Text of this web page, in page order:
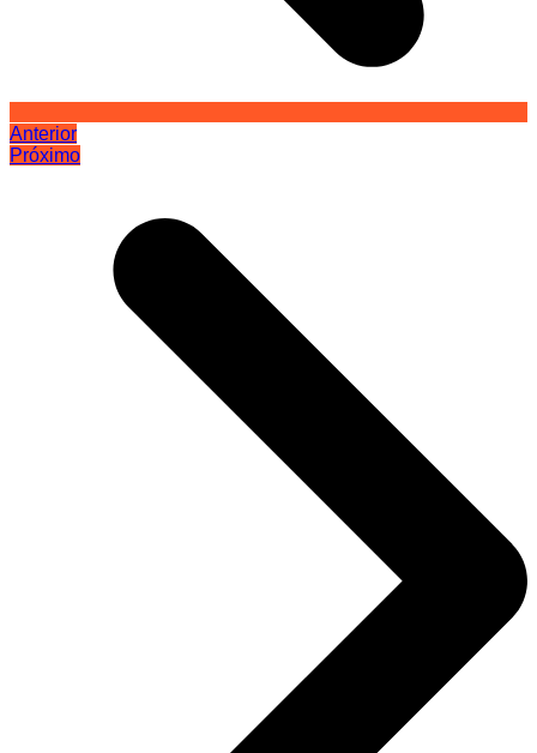
Anterior
Próximo